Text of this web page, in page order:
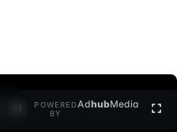
POWERED
BY
AdhubMedia